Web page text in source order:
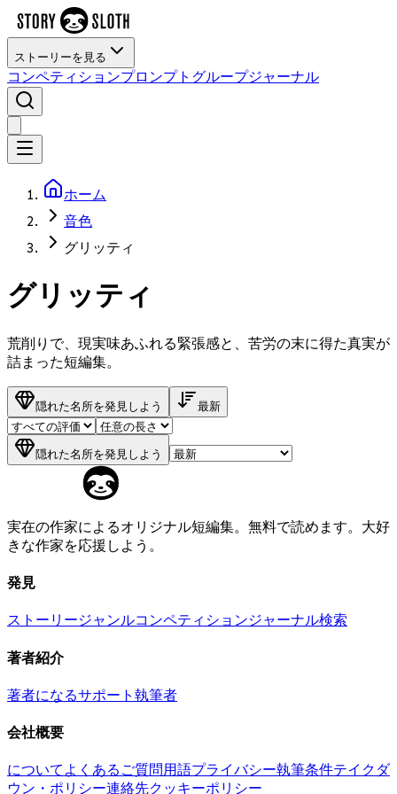
ストーリーを見る
コンペティションプロンプト グループジャーナル
ホーム
音色
グリッティ
グリッティ
荒削りで、現実味あふれる緊張感と、苦労の末に得た真実が
詰まった短編集。
隠れた名所を発見しよう 最新
隠れた名所を発見しよう
実在の作家によるオリジナル短編集。無料で読めます。大好
きな作家を応援しよう。
発見
ストーリージャンルコンペティションジャーナル検索
著者紹介
著者になるサポート執筆者
会社概要
について よくあるご質問用語プライバシー執筆条件テイクダ
ウン・ポリシー連絡先クッキーポリシー